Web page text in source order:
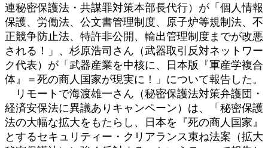
連秘密保護法・共謀罪対策本部長代行）が「個人情報
保護、労働法、公文書管理制度、原子炉等規制法、不
正競争防止法、特許非公開、輸出管理制度までが改悪
される！」、杉原浩司さん（武器取引反対ネットワー
ク代表）が「武器産業を中核に、日本版『軍産学複合
体』＝死の商人国家が現実に！」について報告した。
リモートで海渡雄一さん（秘密保護法対策弁護団・
経済安保法に異議ありキャンペーン）は、「秘密保護
法の大幅な拡大をもたらし、日本を『死の商人国家』
とするセキュリティー・クリアランス束ね法案（拡大